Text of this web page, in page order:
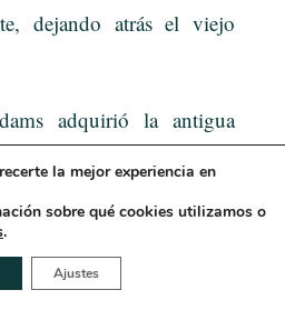
dejando atrás el viejo
adquirió la antigua
por su historia, la restauró
Riverton Post Antiques
parte de su antiguo
la mejor experiencia en
sobre qué cookies utilizamos o
.
Ajustes